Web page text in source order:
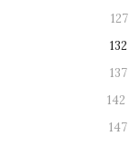
127
132
137
142
147